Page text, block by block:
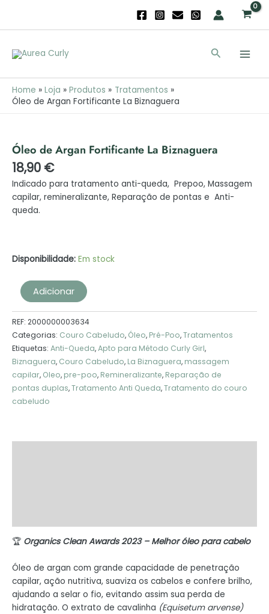
content
Search
Home Loja Produtos
Tratamentos
Óleo de Argan Fortificante La Biznaguera
Óleo de Argan Fortificante La Biznaguera
18,90 €
Indicado para tratamento anti-queda, Prepoo, Massagem
capilar, remineralizante, Reparação de pontas e Anti-
queda.
Disponibilidade: Em stock
Óleo
de
Argan
Fortificante
Biznaguera
Adicionar
REF: 2000000003634
Categorias: Couro Cabeludo, Óleo, Pré-Poo,Tratamentos
Etiquetas: Anti-Queda,Apto para Método Curly Girl,
Biznaguera, Couro Cabeludo, La Biznaguera, massagem
capilar, Oleo, pre-poo, Remineralizante, Reparação de
pontas duplas,Tratamento Anti Queda,Tratamento do couro
cabeludo
🏆 Organics Clean Awards 2023 – Melhor óleo para cabelo
Óleo de argan com grande capacidade de penetração
capilar, ação nutritiva, suaviza os cabelos e confere brilho,
ajudando a selar o fio, evitando assim sua perda de
hidratação. O extrato de cavalinha (Equisetum arvense)
Fortificante
Biznaguera